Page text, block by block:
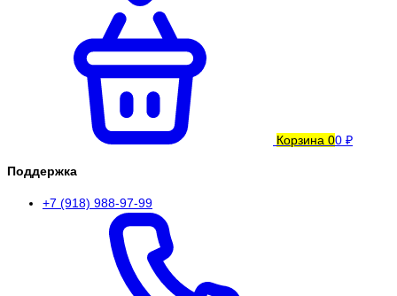
Корзина 00 ₽
Поддержка
+7 (918) 988-97-99